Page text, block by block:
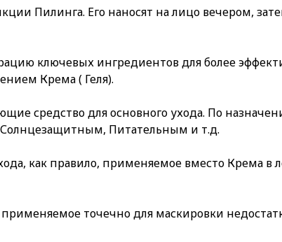
Пилинга. Его наносят на лицо вечером,
ключевых ингредиентов для более
Крема ( Геля).
средство для основного ухода. По
Питательным и т.д.
как правило, применяемое вместо Крема
точечно для маскировки